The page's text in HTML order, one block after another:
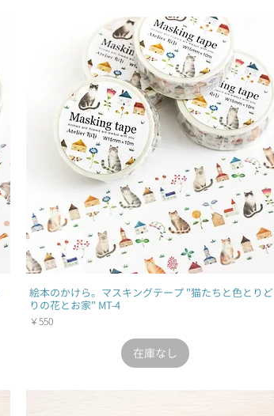
絵本のかけら。マスキングテープ "猫たちと色とりど
りの花とお家" MT-4
価格
￥550
在庫なし